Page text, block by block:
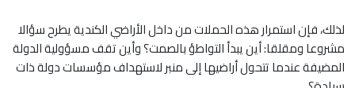
لذلك، فإن استمرار هذه الحملات من داخل الأراضي الكندية يطرح سؤالا
مشروعا ومقلقا: أين يبدأ التواطؤ بالصمت؟ وأين تقف ‏مسؤولية الدولة
المضيفة عندما تتحول أراضيها إلى منبر لاستهداف مؤسسات دولة ذات